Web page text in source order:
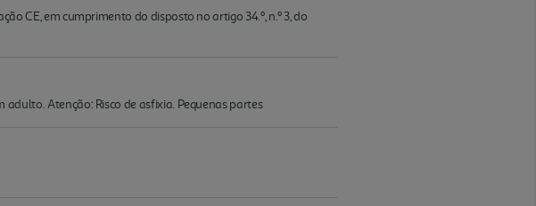
CE, em cumprimento do disposto no artigo 34.º, n.º 3, do
Atenção: Risco de asfixia. Pequenas partes